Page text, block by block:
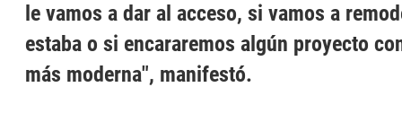
le vamos a dar al acceso, si vamos a
estaba o si encararemos algún proyecto
más moderna", manifestó.